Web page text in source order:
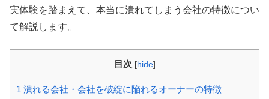
実体験を踏まえて、本当に潰れてしまう会社の特徴につい
て解説します。
目次 [hide]
1 潰れる会社・会社を破綻に陥れるオーナーの特徴